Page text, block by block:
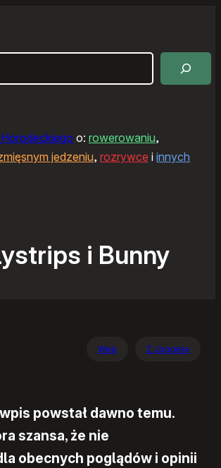
o: rowerowaniu,
jedzeniu, rozrywce i innych
i Bunny
Web Z Joggera
powstał dawno temu.
szansa, że nie
obecnych poglądów i opinii